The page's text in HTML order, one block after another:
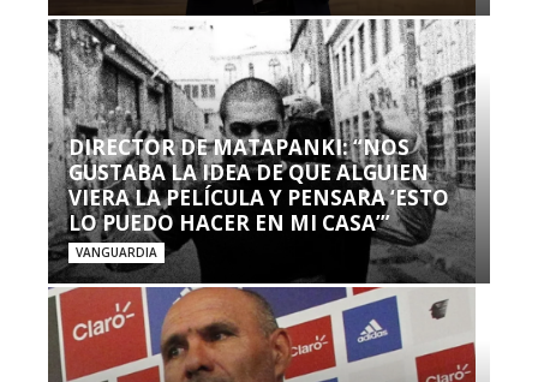
DIRECTOR DE MATAPANKI: “NOS
GUSTABA LA IDEA DE QUE ALGUIEN
VIERA LA PELÍCULA Y PENSARA ‘ESTO
LO PUEDO HACER EN MI CASA’”
VANGUARDIA